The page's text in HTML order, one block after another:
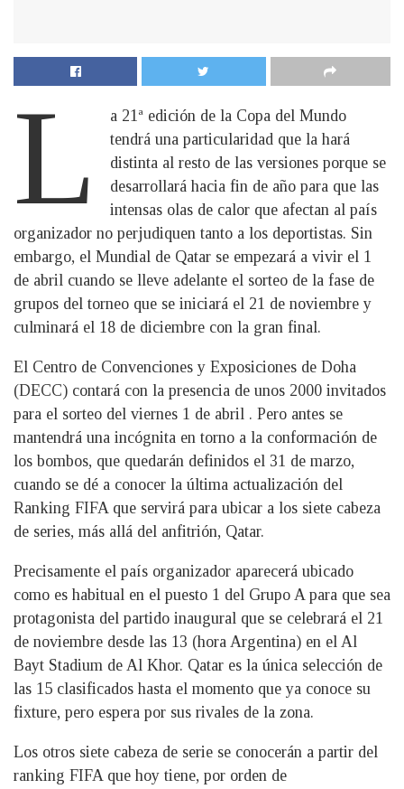
L
a 21ª edición de la Copa del Mundo
tendrá una particularidad que la hará
distinta al resto de las versiones porque se
desarrollará hacia fin de año para que las
intensas olas de calor que afectan al país
organizador no perjudiquen tanto a los deportistas. Sin
embargo, el Mundial de Qatar se empezará a vivir el 1
de abril cuando se lleve adelante el sorteo de la fase de
grupos del torneo que se iniciará el 21 de noviembre y
culminará el 18 de diciembre con la gran final.
El Centro de Convenciones y Exposiciones de Doha
(DECC) contará con la presencia de unos 2000 invitados
para el sorteo del viernes 1 de abril . Pero antes se
mantendrá una incógnita en torno a la conformación de
los bombos, que quedarán definidos el 31 de marzo,
cuando se dé a conocer la última actualización del
Ranking FIFA que servirá para ubicar a los siete cabeza
de series, más allá del anfitrión, Qatar.
Precisamente el país organizador aparecerá ubicado
como es habitual en el puesto 1 del Grupo A para que sea
protagonista del partido inaugural que se celebrará el 21
de noviembre desde las 13 (hora Argentina) en el Al
Bayt Stadium de Al Khor. Qatar es la única selección de
las 15 clasificados hasta el momento que ya conoce su
fixture, pero espera por sus rivales de la zona.
Los otros siete cabeza de serie se conocerán a partir del
ranking FIFA que hoy tiene, por orden de